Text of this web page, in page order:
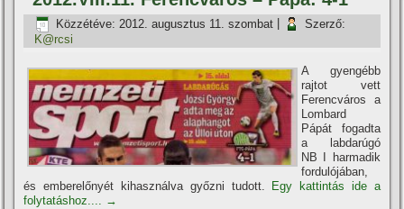
Közzétéve: 2012. augusztus 11. szombat
Szerző:
K@rcsi
A gyengébb
rajtot vett
Ferencváros a
Lombard
Pápát fogadta
a labdarúgó
NB I harmadik
fordulójában,
és emberelőnyét kihasználva győzni tudott.
Egy kattintás ide a
folytatáshoz.... →